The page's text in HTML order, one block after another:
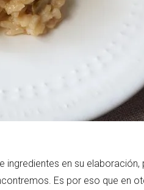
La salsa ideal
ingredientes en su elaboración,
Es por eso que en